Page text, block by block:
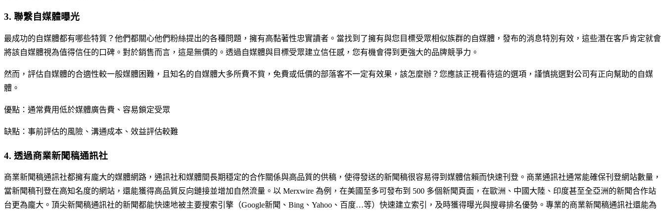
3. 聯繫自媒體曝光
最成功的自媒體都有哪些特質？他們都關心他們粉絲提出的各種問題，擁有高黏著性忠實讀者。當找到了擁有與您目標受眾相似族群的自媒體，發布的消息特別有效，這些潛在客戶肯定就會
將該自媒體視為值得信任的口碑。對於銷售而言，這是無價的。透過自媒體與目標受眾建立信任感，您有機會得到更強大的品牌競爭力。
然而，評估自媒體的合適性較一般媒體困難，且知名的自媒體大多所費不貲，免費或低價的部落客不一定有效果，該怎麼辦？您應該正視看待這的選項，謹慎挑選對公司有正向幫助的自媒
體。
優點：通常費用低於媒體廣告費、容易鎖定受眾
缺點：事前評估的風險、溝通成本、效益評估較難
4. 透過商業新聞稿通訊社
商業新聞稿通訊社都擁有龐大的媒體網路，通訊社和媒體間長期穩定的合作關係與高品質的供稿，使得發送的新聞稿很容易得到媒體信賴而快速刊登。商業通訊社通常能確保刊登網站數量，
當新聞稿刊登在高知名度的網站，還能獲得高品質反向鏈接並增加自然流量。以 Merxwire 為例，在美國至多可發布到 500 多個新聞頁面，在歐洲、中國大陸、印度甚至全亞洲的新聞合作站
台更為龐大。頂尖新聞稿通訊社的新聞都能快速地被主要搜索引擎（Google新聞、Bing、Yahoo、百度…等）快速建立索引，及時獲得曝光與搜尋排名優勢。專業的商業新聞稿通訊社還能為